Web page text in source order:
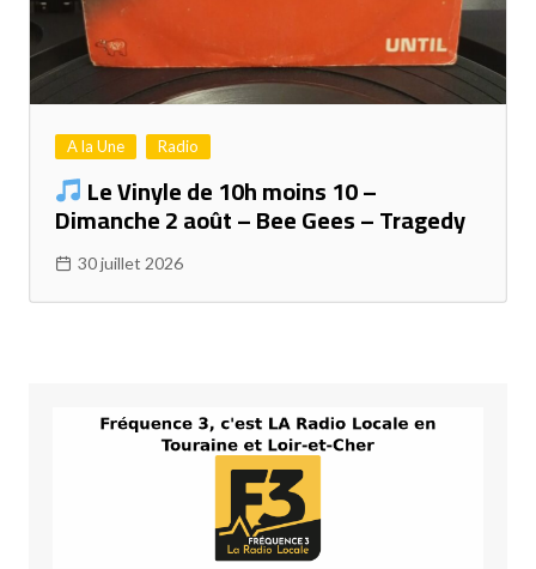
A la Une Radio
Le Vinyle de 10h moins 10 –
Dimanche 2 août – Bee Gees – Tragedy
30 juillet 2026